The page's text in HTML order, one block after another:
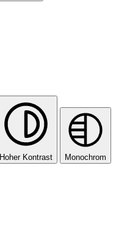
Hoher Kontrast Monochrom